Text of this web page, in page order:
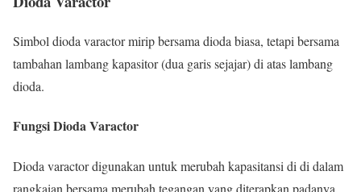
Simbol dioda varactor mirip bersama dioda biasa, tetapi bersama
tambahan lambang kapasitor (dua garis sejajar) di atas lambang
dioda.
Fungsi Dioda Varactor
Dioda varactor digunakan untuk merubah kapasitansi di di dalam
rangkaian bersama merubah tegangan yang diterapkan padanya.